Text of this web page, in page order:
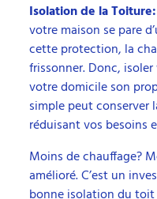
Isolation de la Toiture:
votre maison se pare
cette protection, la
frissonner. Donc,
votre domicile son
simple peut conserver
réduisant vos besoins
Moins de chauffage?
amélioré. C’est un
bonne isolation du